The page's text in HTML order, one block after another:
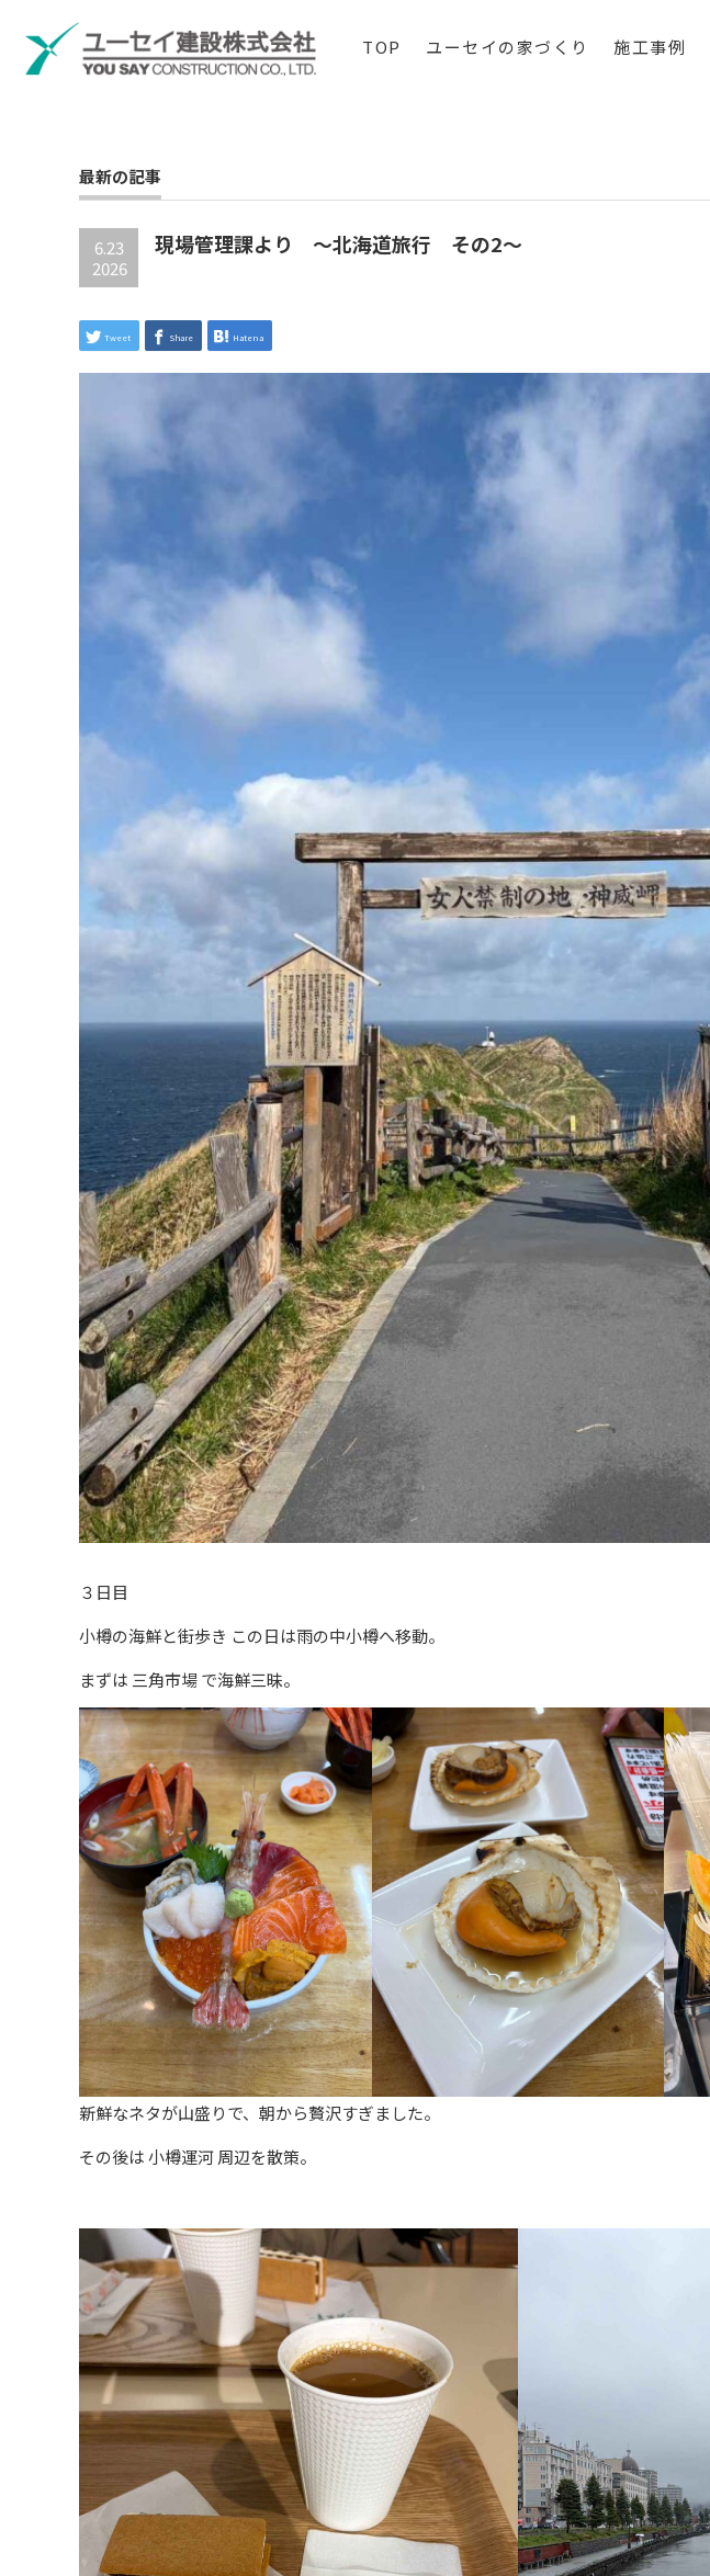
TOP ユーセイの家づくり 施工事例
最新の記事
6.23
2026
現場管理課より ～北海道旅行 その2～
Tweet Share Hatena
３日目
小樽の海鮮と街歩き この日は雨の中小樽へ移動。
まずは 三角市場 で海鮮三昧。
新鮮なネタが山盛りで、朝から贅沢すぎました。
その後は 小樽運河 周辺を散策。